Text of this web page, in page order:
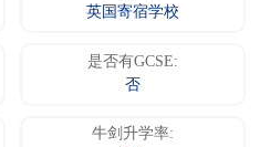
英国寄宿学校
是否有GCSE:
否
牛剑升学率: